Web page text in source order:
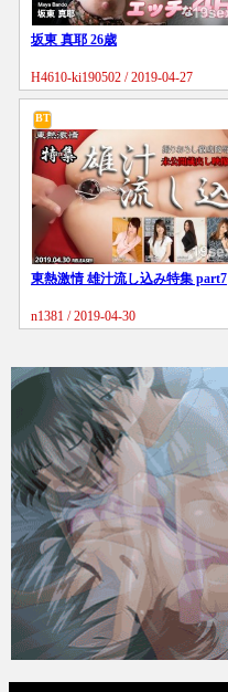
坂東 真耶 26歳
H4610-ki190502 / 2019-04-27
BT
東熱激情 雄汁流し込み特集 part7
n1381 / 2019-04-30